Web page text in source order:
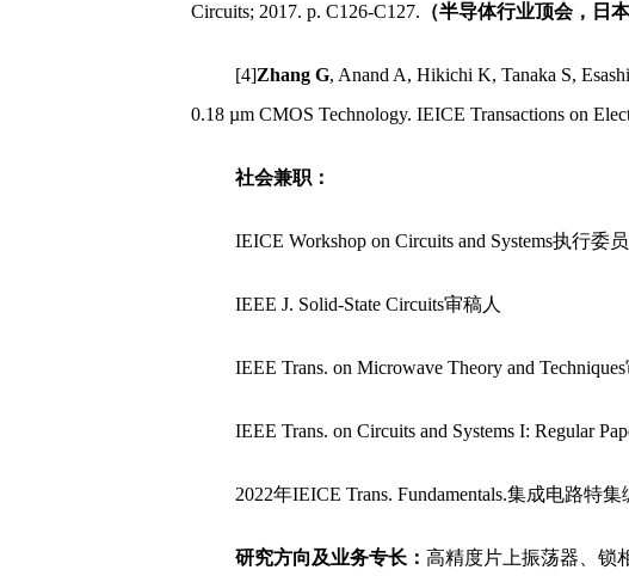
Circuits; 2017. p. C126-C127. （半导体行业顶会，日
[4]Zhang G, Anand A, Hikichi K, Tanaka S,
0.18 µm CMOS Technology. IEICE Transactions on
社会兼职：
IEICE Workshop on Circuits and Systems执行委员
IEEE J. Solid-State Circuits审稿人
IEEE Trans. on Microwave Theory and
IEEE Trans. on Circuits and Systems I: Regular
2022年IEICE Trans. Fundamentals.集成电路特
研究方向及业务专长：高精度片上振荡器、锁